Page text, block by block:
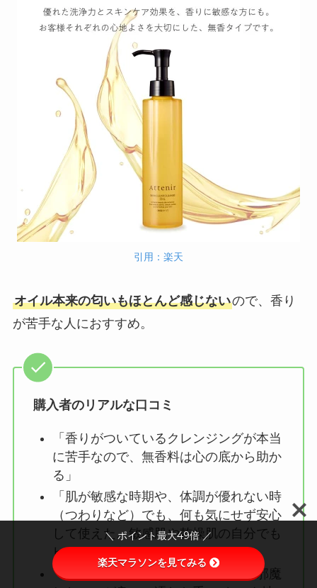
引用：楽天
オイル本来の匂いもほとんど感じないので、香り
が苦手な人におすすめ。
購入者のリアルな口コミ
「香りがついているクレンジングが本当
に苦手なので、無香料は心の底から助か
る」
「肌が敏感な時期や、体調が優れない時
（つわりなど）でも、何も気にせず安心
して使えた。敏感肌や乾燥肌の自分でも
ヒリヒリしない」
「次に使う化粧水や美容液の香りを邪魔
＼ ポイント最大49倍 ／
楽天マラソンを見てみる